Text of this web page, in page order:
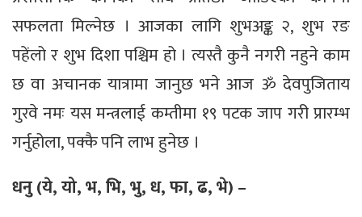
सफलता मिल्नेछ । आजका लागि शुभअङ्क २, शुभ रङ
पहेंलो र शुभ दिशा पश्चिम हो । त्यस्तै कुनै नगरी नहुने काम
छ वा अचानक यात्रामा जानुछ भने आज ॐ देवपुजिताय
गुरवे नमः यस मन्त्रलाई कम्तीमा १९ पटक जाप गरी प्रारम्भ
गर्नुहोला, पक्कै पनि लाभ हुनेछ ।
धनु (ये, यो, भ, भि, भु, ध, फा, ढ, भे) –